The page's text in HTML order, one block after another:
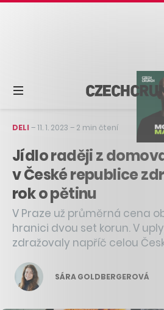
DELI –11. 1. 2023 – 2 min čtení
Jídlo raději z
v České republice
rok o pětinu
V Praze už průměrná cena
hranici dvou set korun. V
zdražovaly napříč celou
SÁRA GOLDBERGEROVÁ